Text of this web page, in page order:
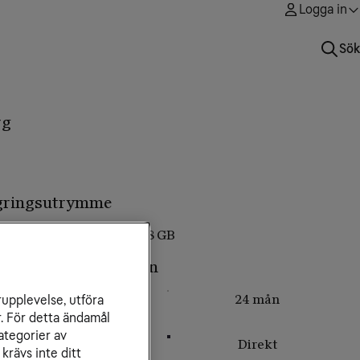
Logga in
Sök
128 GB
av mobilen
36 mån 24 mån
12 mån Direkt
utföra
detta ändamål
av
krävs inte ditt